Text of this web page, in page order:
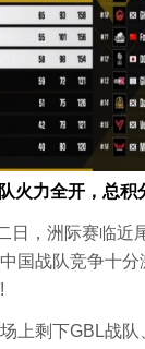
火力全开，总积
日，洲际赛临近
国战队竞争十
上剩下GBL战